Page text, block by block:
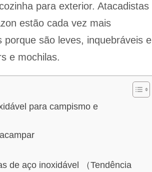
para exterior. Atacadistas
estão cada vez mais
porque são leves, inquebráveis e
e mochilas.
para campismo e
de aço inoxidável （Tendência